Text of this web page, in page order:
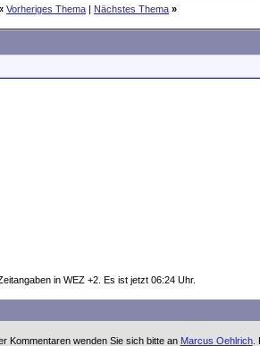
Vorheriges Thema | Nächstes Thema »
in WEZ +2. Es ist jetzt 06:24 Uhr.
Kommentaren wenden Sie sich bitte an Marcus Oehlrich.